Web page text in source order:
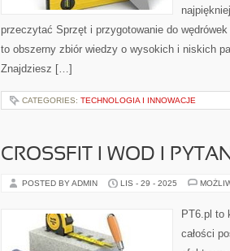
przeczytać Sprzęt i przygotowanie do
to obszerny zbiór wiedzy o wysokich i niskich
Znajdziesz […]
CATEGORIES: TECHNOLOGIA I INNOWACJE
CROSSFIT I WOD I
POSTED BY ADMIN LIS - 29 - 2025
PT6.pl to
całości